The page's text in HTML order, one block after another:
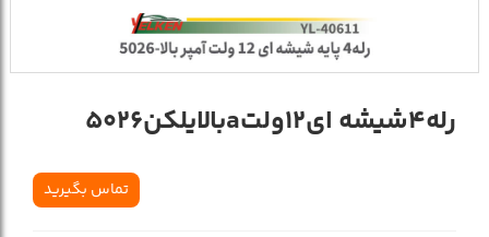
رله4شیشه ای12ولتaبالایلکن5026
تماس بگیرید